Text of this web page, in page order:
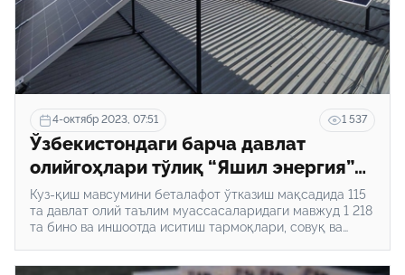
4-октябр 2023, 07:51 1 537
Ўзбекистондаги барча давлат
олийгоҳлари тўлиқ “Яшил энергия”
ахборот тизимига киритилди
Куз-қиш мавсумини беталафот ўтказиш мақсадида 115
та давлат олий таълим муассасаларидаги мавжуд 1 218
та бино ва иншоотда иситиш тармоқлари, совуқ ва